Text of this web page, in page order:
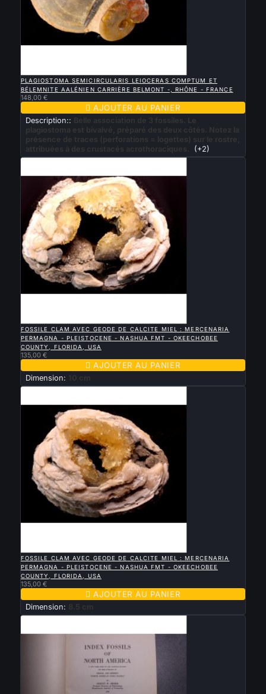
PLAGIOSTOMA SEMICIRCULARIS LEIOCERAS COMPTUM ET
BÉLEMNITE AALÉNIEN CARRIÈRE BELMONT -, RHÔNE - FRANCE
148,00 €
 AJOUTER AU PANIER
Description::
Belle association de 3 fossiles. Le
plagiostoma est bivalvé, préparé des deux côtés. Notez la
présence de traces (perforations = logettes) sur le rostre,
attribuées à des crustacés acrothoraciques.
(+2)
FOSSILE CLAM AVEC GEODE DE CALCITE MIEL : MERCENARIA
PERMAGNA - PLEISTOCENE - NASHUA FMT - OKEECHOBEE
COUNTY, FLORIDA, USA
135,00 €
 AJOUTER AU PANIER
Dimension: 10 cm
FOSSILE CLAM AVEC GEODE DE CALCITE MIEL : MERCENARIA
PERMAGNA - PLEISTOCENE - NASHUA FMT - OKEECHOBEE
COUNTY, FLORIDA, USA
135,00 €
 AJOUTER AU PANIER
Dimension: 8.5 cm